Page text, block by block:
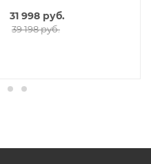
31 998 руб.
39 198 руб.